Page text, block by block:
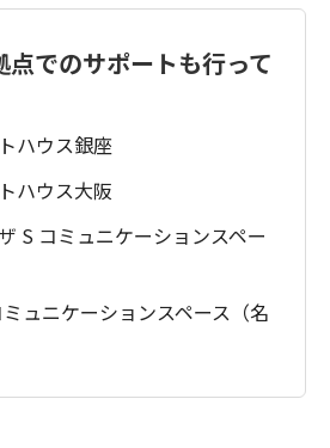
点でのサポートも行って
ハウス銀座
ハウス大阪
S コミュニケーションスペー
ュニケーションスペース（名